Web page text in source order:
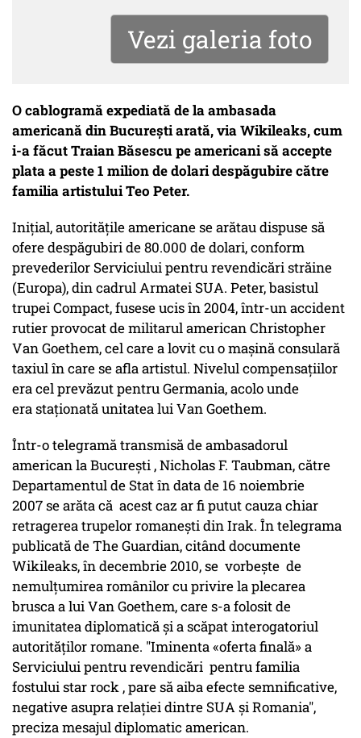
Vezi galeria foto
O cablogramă expediată de la ambasada
americană din București arată, via Wikileaks, cum
i-a făcut Traian Băsescu pe americani să accepte
plata a peste 1 milion de dolari despăgubire către
familia artistului Teo Peter.
Iniţial, autoritățile americane se arătau dispuse să
ofere despăgubiri de 80.000 de dolari, conform
prevederilor Serviciului pentru revendicări străine
(Europa), din cadrul Armatei SUA. Peter, basistul
trupei Compact, fusese ucis în 2004, într-un accident
rutier provocat de militarul american Christopher
Van Goethem, cel care a lovit cu o mașină consulară
taxiul în care se afla artistul. Nivelul compensațiilor
era cel prevăzut pentru Germania, acolo unde
era staționată unitatea lui Van Goethem.
Într-o telegramă transmisă de ambasadorul
american la București , Nicholas F. Taubman, către
Departamentul de Stat în data de 16 noiembrie
2007 se arăta că acest caz ar fi putut cauza chiar
retragerea trupelor romanești din Irak. În telegrama
publicată de The Guardian, citând documente
Wikileaks, în decembrie 2010, se vorbește de
nemulțumirea românilor cu privire la plecarea
brusca a lui Van Goethem, care s-a folosit de
imunitatea diplomatică și a scăpat interogatoriul
autorităților romane. "Iminenta «oferta finală» a
Serviciului pentru revendicări pentru familia
fostului star rock , pare să aiba efecte semnificative,
negative asupra relației dintre SUA și Romania",
preciza mesajul diplomatic american.